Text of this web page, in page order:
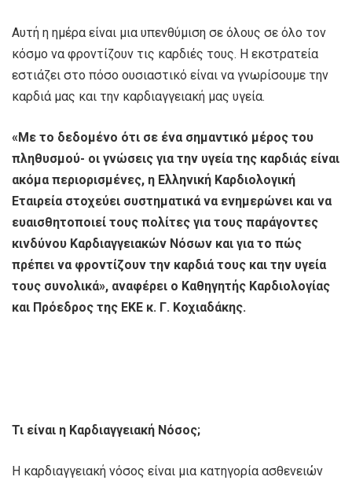
Αυτή η ημέρα είναι μια υπενθύμιση σε όλους σε όλο τον
κόσμο να φροντίζουν τις καρδιές τους. Η εκστρατεία
εστιάζει στο πόσο ουσιαστικό είναι να γνωρίσουμε την
καρδιά μας και την καρδιαγγειακή μας υγεία.
«Με το δεδομένο ότι σε ένα σημαντικό μέρος του
πληθυσμού- οι γνώσεις για την υγεία της καρδιάς είναι
ακόμα περιορισμένες, η Ελληνική Καρδιολογική
Εταιρεία στοχεύει συστηματικά να ενημερώνει και να
ευαισθητοποιεί τους πολίτες για τους παράγοντες
κινδύνου Καρδιαγγειακών Νόσων και για το πώς
πρέπει να φροντίζουν την καρδιά τους και την υγεία
τους συνολικά», αναφέρει ο Καθηγητής Καρδιολογίας
και Πρόεδρος της ΕΚΕ κ. Γ. Κοχιαδάκης.
Τι είναι η Καρδιαγγειακή Νόσος;
Η καρδιαγγειακή νόσος είναι μια κατηγορία ασθενειών